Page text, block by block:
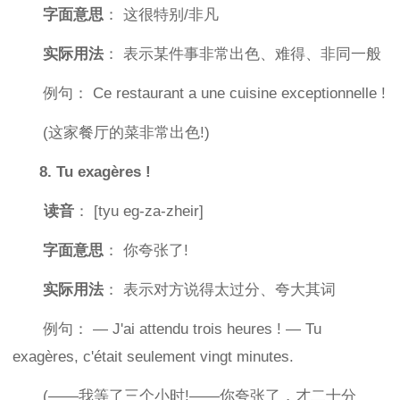
字面意思 ： 这很特别/非凡
实际用法 ： 表示某件事非常出色、难得、非同一般
例句： Ce restaurant a une cuisine exceptionnelle !
(这家餐厅的菜非常出色!)
8. Tu exagères !
读音 ： [tyu eg-za-zheir]
字面意思 ： 你夸张了!
实际用法 ： 表示对方说得太过分、夸大其词
例句： — J'ai attendu trois heures ! — Tu
exagères, c'était seulement vingt minutes.
(——我等了三个小时!——你夸张了，才二十分